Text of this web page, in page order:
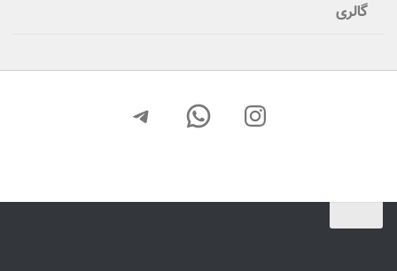
گالری
اینستاگرمواتس‌اپتلگرام